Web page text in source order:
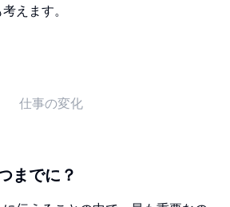
えます。
仕事の変化
までに？